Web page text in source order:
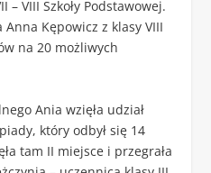
– VIII Szkoły Podstawowej.
Kępowicz z klasy VIII
na 20 możliwych
Ania wzięła udział
który odbył się 14
tam II miejsce i przegrała